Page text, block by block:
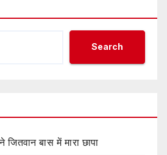
Search
जितवान बास में मारा छापा